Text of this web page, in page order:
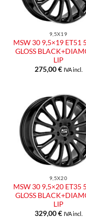
9,5X19
MSW 30 9,5×19 ET51
GLOSS
LIP
275,00€ IVA incl.
9,5X20
MSW 30 9,5×20 ET35
GLOSS
LIP
329,00€ IVA incl.